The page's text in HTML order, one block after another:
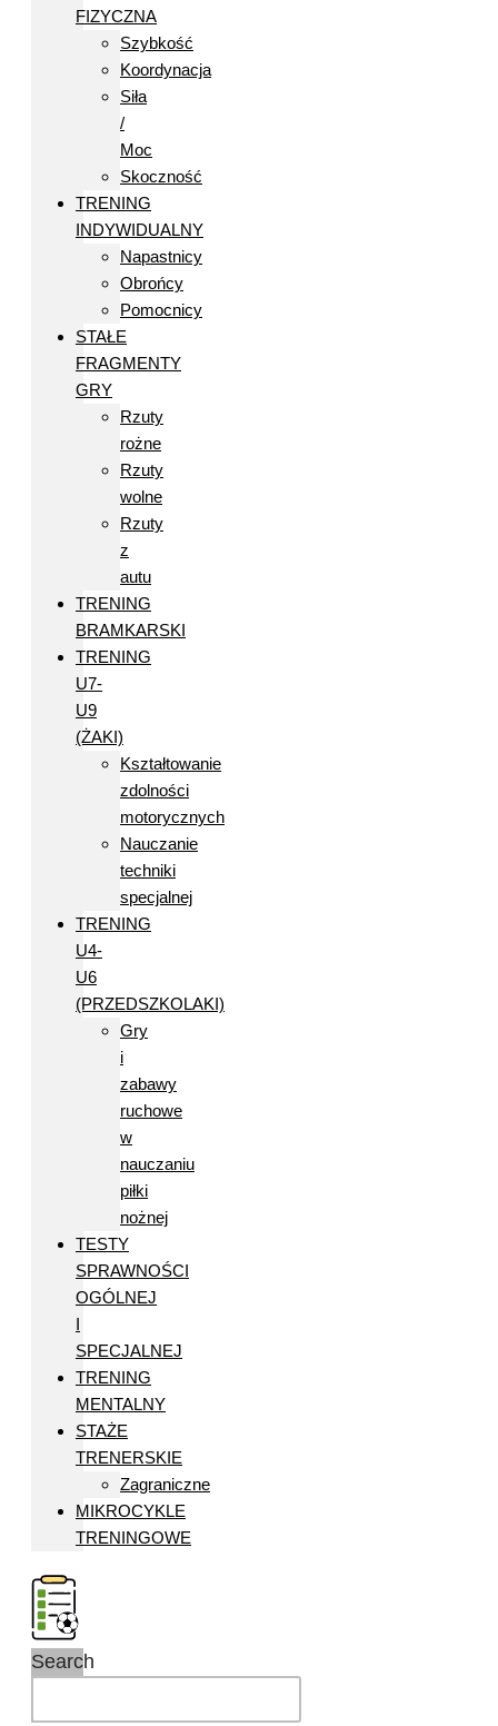
FIZYCZNA
Szybkość
Koordynacja
Siła
/
Moc
Skoczność
TRENING
INDYWIDUALNY
Napastnicy
Obrońcy
Pomocnicy
STAŁE
FRAGMENTY
GRY
Rzuty
rożne
Rzuty
wolne
Rzuty
z
autu
TRENING
BRAMKARSKI
TRENING
U7-
U9
(ŻAKI)
Kształtowanie
zdolności
motorycznych
Nauczanie
techniki
specjalnej
TRENING
U4-
U6
(PRZEDSZKOLAKI)
Gry
i
zabawy
ruchowe
w
nauczaniu
piłki
nożnej
TESTY
SPRAWNOŚCI
OGÓLNEJ
I
SPECJALNEJ
TRENING
MENTALNY
STAŻE
TRENERSKIE
Zagraniczne
MIKROCYKLE
TRENINGOWE
Search